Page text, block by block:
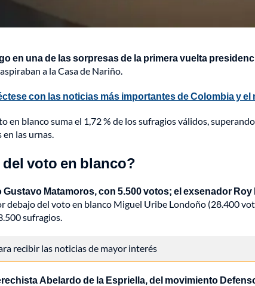
en una de las sorpresas de la primera vuelta
a la Casa de Nariño.
con las noticias más importantes de Colombia y el
en blanco suma el 1,72 % de los sufragios válidos,
las urnas.
voto en blanco?
Matamoros, con 5.500 votos; el exsenador
debajo del voto en blanco Miguel Uribe Londoño (28.400
sufragios.
recibir las noticias de mayor interés
Abelardo de la Espriella, del movimiento